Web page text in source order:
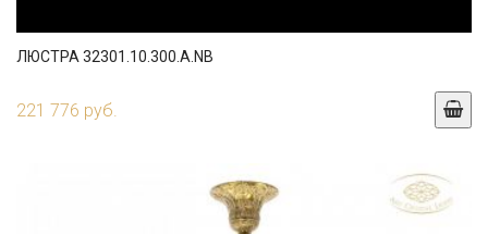
ЛЮСТРА 32301.10.300.A.NB
221 776 руб.